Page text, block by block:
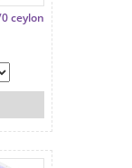
ceylon